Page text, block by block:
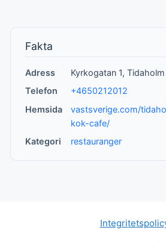
Fakta
Adress
Kyrkogatan 1, Tidaholm
Telefon
+4650212012
Hemsida
vastsverige.com/
kok-cafe/
Kategori
restauranger